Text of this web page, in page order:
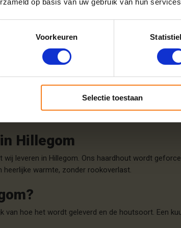
Voorkeuren
Selectie toestaan
te slaan
te leggen, bijvoorbeeld op pallets of latjes.
zodat er voldoende luchtcirculatie tussen
Ovengedroogd hout is al droog en kan
Hillegom
leveren in Hillegom. Ons haardhout wordt
warmte, zonder rookoverlast.
van hoe het wordt geleverd en de houtsoort. Een